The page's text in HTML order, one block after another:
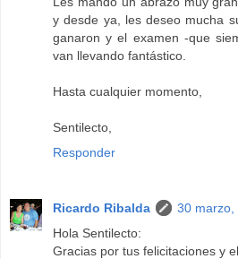
y desde ya, les deseo mucha
ganaron y el examen -que
van llevando fantástico.
Hasta cualquier momento,
Sentilecto,
Responder
Ricardo Ribalda
30 marzo,
Hola Sentilecto:
Gracias por tus felicitaciones y